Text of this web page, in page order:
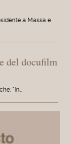
a Massa e
del docufilm
"In…